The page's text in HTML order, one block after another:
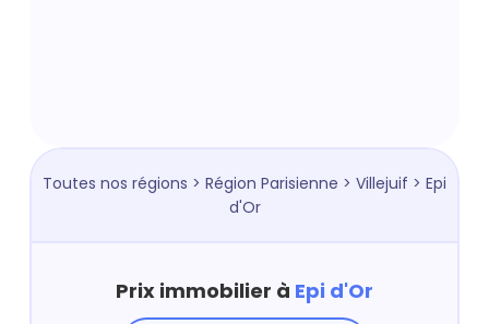
Toutes nos régions > Région Parisienne > Villejuif > Epi
d'Or
Prix immobilier à Epi d'Or